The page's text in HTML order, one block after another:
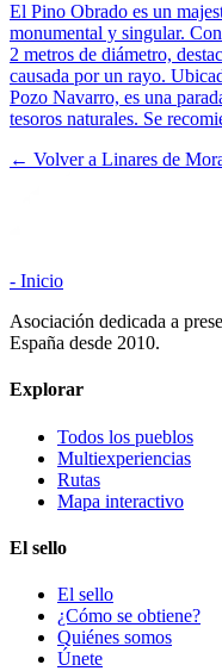
El Pino Obrado es un
monumental y singular.
2 metros de diámetro,
causada por un rayo.
Pozo Navarro, es una
tesoros naturales. Se
← Volver a Linares de
- Inicio
Asociación dedicada a
España desde 2010.
Explorar
Todos los pueblos
Multiexperiencias
Rutas
Mapa interactivo
El sello
El sello
¿Cómo se obtiene?
Quiénes somos
Únete